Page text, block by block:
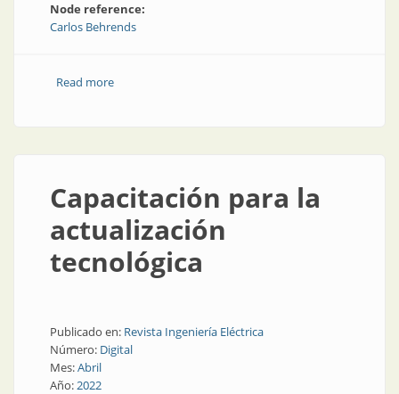
Node reference:
Carlos Behrends
Read moreabout Tendencias en la automatización industrial
Capacitación para la
actualización
tecnológica
Publicado en: Revista Ingeniería Eléctrica
Número: Digital
Mes:Abril
Año:2022